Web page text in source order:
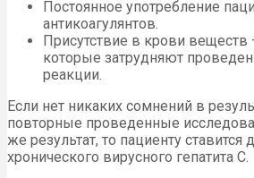
Постоянное употребление
антикоагулянтов.
Присутствие в крови
которые затрудняют
реакции.
Если нет никаких сомнений в
повторные проведенные
же результат, то пациенту ставится
хронического вирусного гепатита C.